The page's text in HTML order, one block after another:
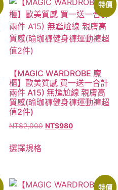
特價
【MAGIC WARDROBE 魔
櫃】歐美質感 買一送一合計
兩件 A15) 無尷尬線 親膚高
質感(瑜珈褲健身褲運動褲超
值2件)
NT$2,000 NT$980
選擇規格
特價